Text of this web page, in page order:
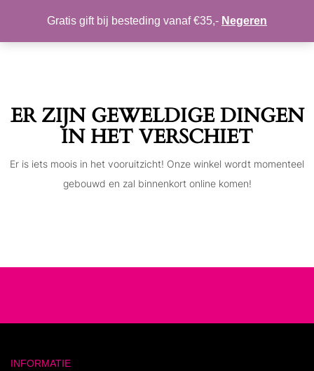
Toggle
MIJN ACCOUNT VERLANGLIJST
ER ZIJN GEWELDIGE DINGEN
IN HET VERSCHIET
Er is iets moois in het vooruitzicht! Onze winkel wordt momenteel
gebouwd en zal binnenkort online komen!
INFORMATIE
Gratis gift bij besteding vanaf €35,- Negeren